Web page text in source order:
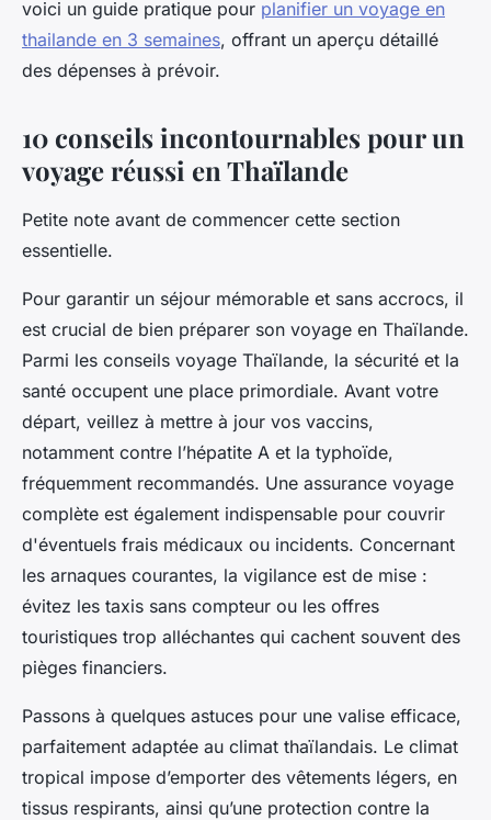
voici un guide pratique pour planifier un voyage en
thailande en 3 semaines, offrant un aperçu détaillé
des dépenses à prévoir.
10 conseils incontournables pour un
voyage réussi en Thaïlande
Petite note avant de commencer cette section
essentielle.
Pour garantir un séjour mémorable et sans accrocs, il
est crucial de bien préparer son voyage en Thaïlande.
Parmi les conseils voyage Thaïlande, la sécurité et la
santé occupent une place primordiale. Avant votre
départ, veillez à mettre à jour vos vaccins,
notamment contre l’hépatite A et la typhoïde,
fréquemment recommandés. Une assurance voyage
complète est également indispensable pour couvrir
d'éventuels frais médicaux ou incidents. Concernant
les arnaques courantes, la vigilance est de mise :
évitez les taxis sans compteur ou les offres
touristiques trop alléchantes qui cachent souvent des
pièges financiers.
Passons à quelques astuces pour une valise efficace,
parfaitement adaptée au climat thaïlandais. Le climat
tropical impose d’emporter des vêtements légers, en
tissus respirants, ainsi qu’une protection contre la